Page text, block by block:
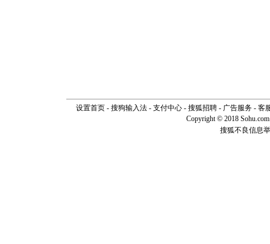
设置首页- 搜狗输入法- 支付中心- 搜狐招聘- 广告服务- 客
Copyright © 2018
搜狐不良信息